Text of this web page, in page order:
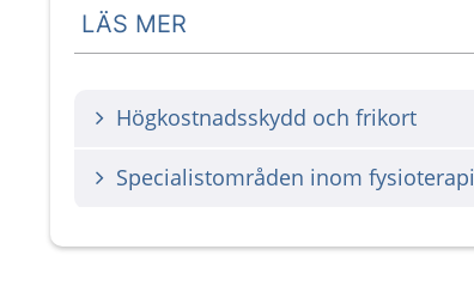
LÄS MER
Högkostnadsskydd och frikort
Specialistområden inom fysioterapi